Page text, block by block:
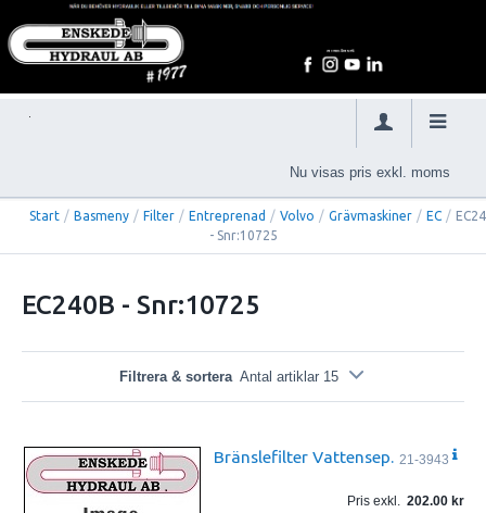
Nu visas pris exkl. moms
Start / Basmeny / Filter / Entreprenad / Volvo / Grävmaskiner / EC /
- Snr:10725
EC240B - Snr:10725
Filtrera & sortera Antal artiklar 15
Bränslefilter Vattensep. 21-3943
Pris exkl. 202.00